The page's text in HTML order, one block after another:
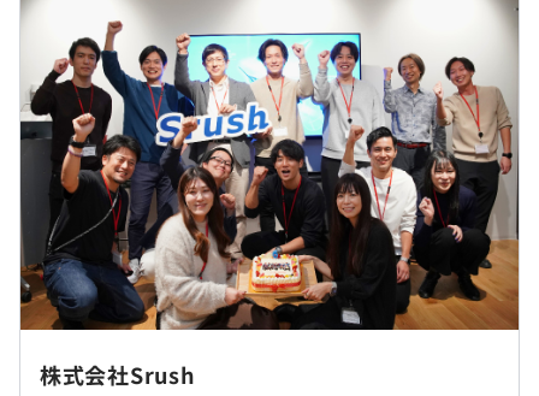
・スピード感を持って、ユーザー目線で開発ができます。
・やりたい！と手を挙げれば任せてもらえる環境です。
・新しい技術に触れながら、データ分析の本来の目的を追
及したプロダクト開発に携われます。
相談のうえ、ご希望のマシンを支給いたします。
フレックスタイム制
- フレキシブルタイム 5:00-22:00
- コアタイム 9:45-15:00
休憩時間：60分（※昼食時間は業務の都合により各々の
自主性に任せています）
平均残業時間：平均20-30時間／月
《年間休日：120日以上》
株式会社Srush